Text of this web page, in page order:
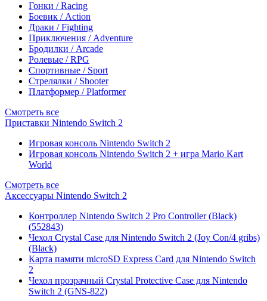
Гонки / Racing
Боевик / Action
Драки / Fighting
Приключения / Adventure
Бродилки / Arcade
Ролевые / RPG
Спортивные / Sport
Стрелялки / Shooter
Платформер / Platformer
Смотреть все
Приставки Nintendo Switch 2
Игровая консоль Nintendo Switch 2
Игровая консоль Nintendo Switch 2 + игра Mario Kart
World
Смотреть все
Аксессуары Nintendo Switch 2
Контроллер Nintendo Switch 2 Pro Controller (Black)
(552843)
Чехол Сrystal Сase для Nintendo Switch 2 (Joy Con/4 gribs)
(Black)
Карта памяти microSD Express Card для Nintendo Switch
2
Чехол прозрачный Crystal Protective Case для Nintendo
Switch 2 (GNS-822)